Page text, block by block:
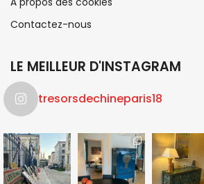
Contactez-nous
LE MEILLEUR D'INSTAGRAM
tresorsdechineparis18